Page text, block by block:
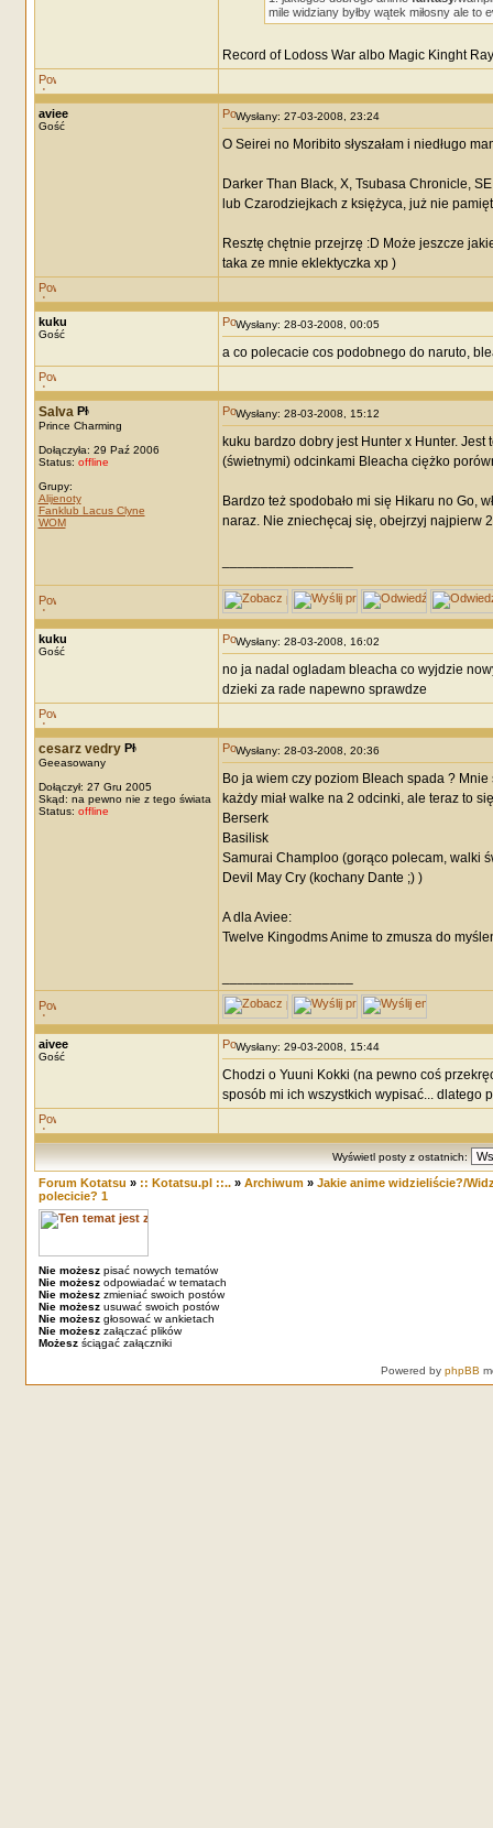
mile widziany byłby wątek miłosny ale to
Record of Lodoss War albo Magic Kinght
aviee
Gość
Wysłany: 27-03-2008, 23:24
O Seirei no Moribito słyszałam i niedługo
Darker Than Black, X, Tsubasa Chronicle,
lub Czarodziejkach z księżyca, już nie
Resztę chętnie przejrzę :D Może jeszcze
taka ze mnie eklektyczka xp )
kuku
Gość
Wysłany: 28-03-2008, 00:05
a co polecacie cos podobnego do naruto,
Salva
Prince Charming
Dołączyła: 29 Paź 2006
Status: offline
Grupy:
Alijenoty
Fanklub Lacus Clyne
WOM
Wysłany: 28-03-2008, 15:12
kuku bardzo dobry jest Hunter x Hunter.
(świetnymi) odcinkami Bleacha ciężko
Bardzo też spodobało mi się Hikaru no Go,
naraz. Nie zniechęcaj się, obejrzyj najpierw
kuku
Gość
Wysłany: 28-03-2008, 16:02
no ja nadal ogladam bleacha co wyjdzie
dzieki za rade napewno sprawdze
cesarz vedry
Geeasowany
Dołączył: 27 Gru 2005
Skąd: na pewno nie z tego świata
Status: offline
Wysłany: 28-03-2008, 20:36
Bo ja wiem czy poziom Bleach spada ?
każdy miał walke na 2 odcinki, ale teraz to
Berserk
Basilisk
Samurai Champloo (gorąco polecam, walki
Devil May Cry (kochany Dante ;) )
A dla Aviee:
Twelve Kingodms Anime to zmusza do
aivee
Gość
Wysłany: 29-03-2008, 15:44
Chodzi o Yuuni Kokki (na pewno coś
sposób mi ich wszystkich wypisać... dlatego
Wyświetl posty z ostatnich:
Forum Kotatsu » :: Kotatsu.pl ::..» Archiwum» Jakie anime widzieliście?/
polecicie? 1
Nie możeszpisać nowych tematów
Nie możeszodpowiadać w tematach
Nie możeszzmieniać swoich postów
Nie możeszusuwać swoich postów
Nie możeszgłosować w ankietach
Nie możeszzałączać plików
Możeszściągać załączniki
Powered by phpBB